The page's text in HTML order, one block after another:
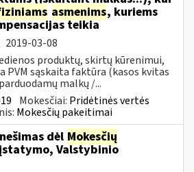
asmenims, kuriems
teikia
2019-03-08
produktų, skirtų kūrenimui,
PVM sąskaita faktūra (kasos kvitas
malkų /...
Mokesčiai: Pridėtinės vertės
Mokesčių pakeitimai
dėl Mokesčių
Valstybinio